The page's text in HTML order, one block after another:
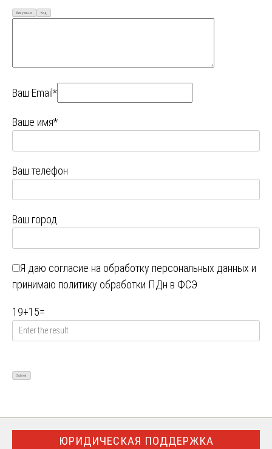
Визуально Код
Ваш Email*
Ваше имя*
Ваш телефон
Ваш город
Я даю согласие на обработку персональных данных и
принимаю политику обработки ПДн в ФСЭ
19+15=
ЮРИДИЧЕСКАЯ ПОДДЕРЖКА